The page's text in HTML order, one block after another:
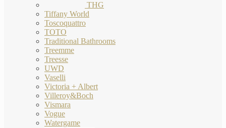
THG
Tiffany World
Toscoquattro
TOTO
Traditional Bathrooms
Treemme
Treesse
UWD
Vaselli
Victoria + Albert
Villeroy&Boch
Vismara
Vogue
Watergame